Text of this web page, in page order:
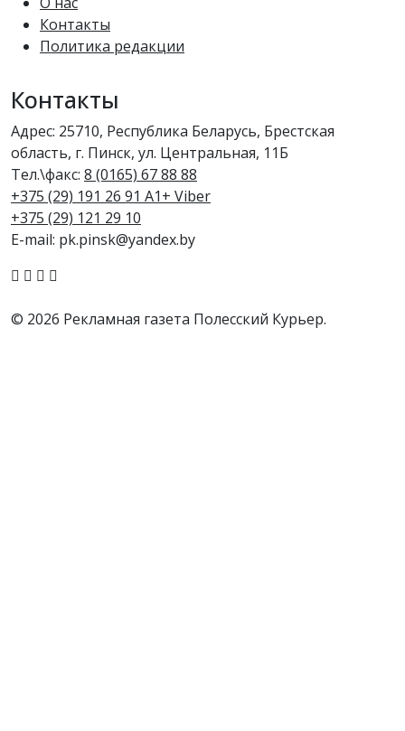
Контакты
Политика редакции
Контакты
Адрес: 25710, Республика Беларусь, Брестская
область, г. Пинск, ул. Центральная, 11Б
Тел.\факс: 8 (0165) 67 88 88
+375 (29) 191 26 91 A1+ Viber
+375 (29) 121 29 10
E-mail: pk.pinsk@yandex.by
© 2026 Рекламная газета Полесский Курьер.